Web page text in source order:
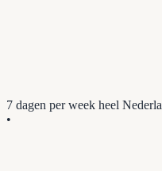
7 dagen per week heel
•